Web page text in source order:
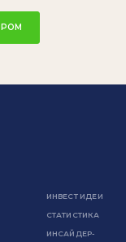
ИНВЕСТ ИДЕИ
СТАТИСТИКА
ИНСАЙДЕР-